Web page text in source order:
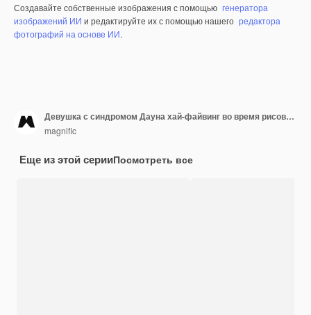
Создавайте собственные изображения с помощью генератора
изображений ИИ и редактируйте их с помощью нашего редактора
фотографий на основе ИИ.
Девушка с синдромом Дауна хай-файвинг во время рисования
magnific
Еще из этой серииПосмотреть все